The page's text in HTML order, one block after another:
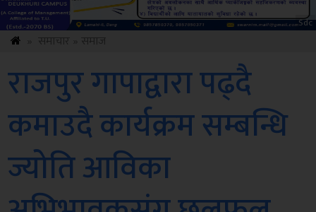
ksbus
राजपुर गापाद्वारा पढ्दै
कमाउदै कार्यक्रम सम्बन्धि
ज्योति आविका